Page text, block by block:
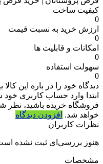
کیفیت ساخت
0
ارزش خرید به نسبت قیمت
0
امکانات و قابلیت ها
0
سهولت استفاده
0
دیدگاه خود را در باره این کالا
ابتدا وارد حساب کاربری خود
فروشگاه خریده باشید، نظر
خواهد شد. افزودن دیدگاه
نظرات کاربران
هنوز بررسی‌ای ثبت نشده
مشخصات